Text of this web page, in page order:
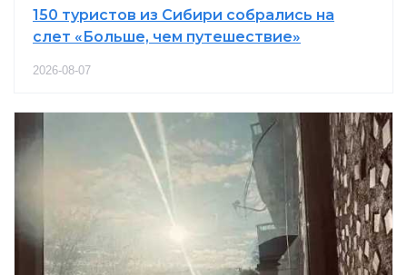
150 туристов из Сибири собрались на
слет «Больше, чем путешествие»
2026-08-07